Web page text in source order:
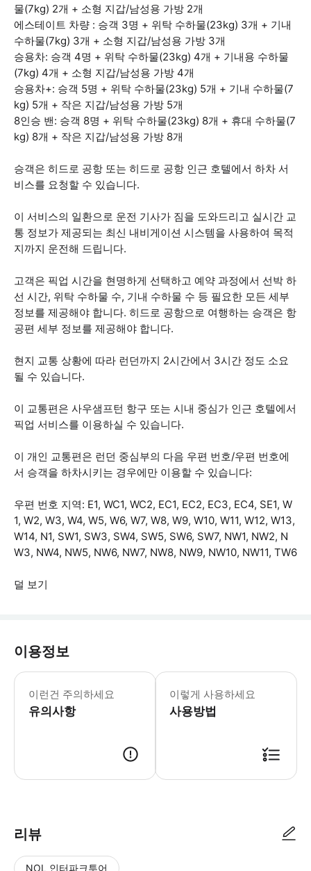
물(7kg) 2개 + 소형 지갑/남성용 가방 2개
에스테이트 차량 : 승객 3명 + 위탁 수하물(23kg) 3개 + 기내
수하물(7kg) 3개 + 소형 지갑/남성용 가방 3개
승용차: 승객 4명 + 위탁 수하물(23kg) 4개 + 기내용 수하물
(7kg) 4개 + 소형 지갑/남성용 가방 4개
승용차+: 승객 5명 + 위탁 수하물(23kg) 5개 + 기내 수하물(7
kg) 5개 + 작은 지갑/남성용 가방 5개
8인승 밴: 승객 8명 + 위탁 수하물(23kg) 8개 + 휴대 수하물(7
kg) 8개 + 작은 지갑/남성용 가방 8개
승객은 히드로 공항 또는 히드로 공항 인근 호텔에서 하차 서
비스를 요청할 수 있습니다.
이 서비스의 일환으로 운전 기사가 짐을 도와드리고 실시간 교
통 정보가 제공되는 최신 내비게이션 시스템을 사용하여 목적
지까지 운전해 드립니다.
고객은 픽업 시간을 현명하게 선택하고 예약 과정에서 선박 하
선 시간, 위탁 수하물 수, 기내 수하물 수 등 필요한 모든 세부
정보를 제공해야 합니다. 히드로 공항으로 여행하는 승객은 항
공편 세부 정보를 제공해야 합니다.
현지 교통 상황에 따라 런던까지 2시간에서 3시간 정도 소요
될 수 있습니다.
이 교통편은 사우샘프턴 항구 또는 시내 중심가 인근 호텔에서
픽업 서비스를 이용하실 수 있습니다.
이 개인 교통편은 런던 중심부의 다음 우편 번호/우편 번호에
서 승객을 하차시키는 경우에만 이용할 수 있습니다:
우편 번호 지역: E1, WC1, WC2, EC1, EC2, EC3, EC4, SE1, W
1, W2, W3, W4, W5, W6, W7, W8, W9, W10, W11, W12, W13,
W14, N1, SW1, SW3, SW4, SW5, SW6, SW7, NW1, NW2, N
W3, NW4, NW5, NW6, NW7, NW8, NW9, NW10, NW11, TW6
덜 보기
이용정보
이런건 주의하세요
유의사항
휠체어 이용 불가. 유아용 좌석은 상
이렇게 사용하세요
사용방법
리뷰
NOL 인터파크투어